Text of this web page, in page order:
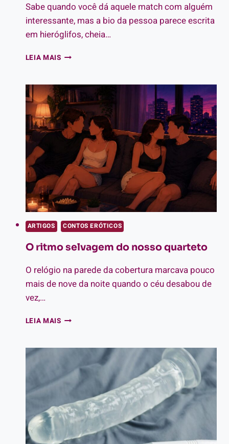
Sabe quando você dá aquele match com alguém
interessante, mas a bio da pessoa parece escrita
em hieróglifos, cheia…
LEIA MAISSIGNIFICADO
NOS
APPS
DE
RELACIONAMENTO:
DECIFRE
O
CÓDIGO
DA
SAFADEZA!
ARTIGOS CONTOS ERÓTICOS
O ritmo selvagem do nosso quarteto
O relógio na parede da cobertura marcava pouco
mais de nove da noite quando o céu desabou de
vez,…
LEIA MAISO
DO
QUARTETO